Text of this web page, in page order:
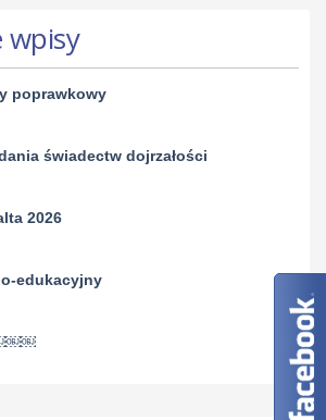
wpisy
poprawkowy
świadectw dojrzałości
2026
edukacyjny